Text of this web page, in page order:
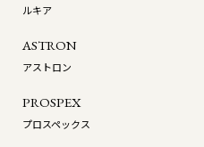
ルキア
ASTRON
アストロン
PROSPEX
プロスペックス